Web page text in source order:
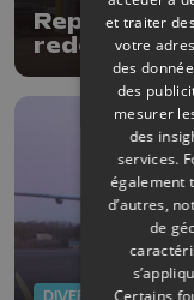
Reprise du
et traiter
votre
des
des
mesurer
des
services.
également
d’autres,
de
Certains